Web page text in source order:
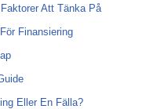
Att Tänka På
Finansiering
Eller En Fälla?